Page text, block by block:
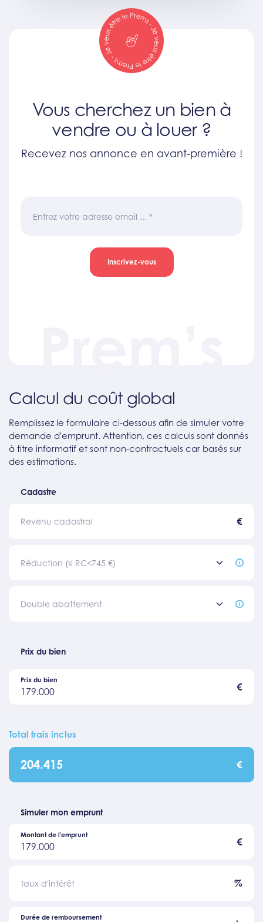
Vous cherchez un bien à
vendre ou à louer ?
Recevez nos annonce en avant-première !
Entrez votre adresse email ... *
Inscrivez-vous
Calcul du coût global
Remplissez le formulaire ci-dessous afin de simuler votre
demande d'emprunt. Attention, ces calculs sont donnés
à titre informatif et sont non-contractuels car basés sur
des estimations.
Cadastre
Revenu cadastral €
Réduction (si RC<745 €)
Double abattement
Prix du bien
179.000
Prix du bien
€
Total frais inclus
204.415 €
Simuler mon emprunt
179.000
Montant de l'emprunt
€
Taux d'intérêt %
Durée de remboursement